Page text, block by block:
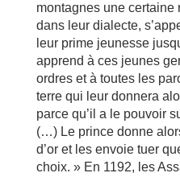
montagnes une certaine
dans leur dialecte,
leur prime jeunesse
apprend à ces jeunes
ordres et à toutes les
terre qui leur donnera
parce qu’il a le pouvoir
(…) Le prince donne
d’or et les envoie tuer
choix. » En 1192, les